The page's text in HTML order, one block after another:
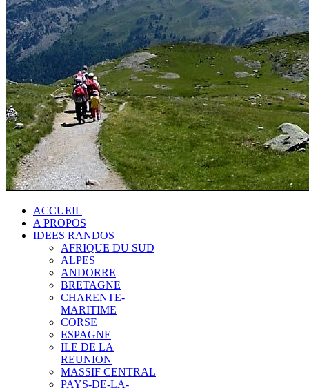
ACCUEIL
A PROPOS
IDEES RANDOS
AFRIQUE DU SUD
ALPES
ANDORRE
BRETAGNE
CHARENTE-
MARITIME
CORSE
ESPAGNE
ILE DE LA
REUNION
MASSIF CENTRAL
PAYS-DE-LA-